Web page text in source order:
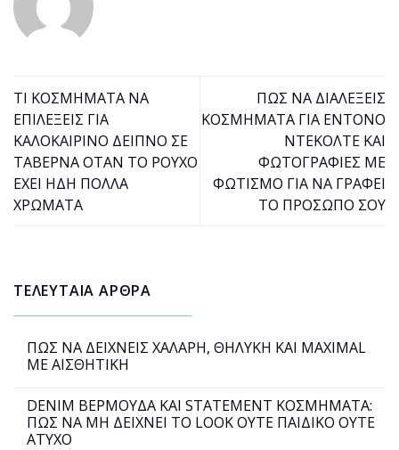
ΤΙ ΚΟΣΜΗΜΑΤΑ ΝΑ
ΕΠΙΛΕΞΕΙΣ ΓΙΑ
ΚΑΛΟΚΑΙΡΙΝΟ ΔΕΙΠΝΟ ΣΕ
ΤΑΒΕΡΝΑ ΟΤΑΝ ΤΟ ΡΟΥΧΟ
ΕΧΕΙ ΗΔΗ ΠΟΛΛΑ
ΧΡΩΜΑΤΑ
ΠΩΣ ΝΑ ΔΙΑΛΕΞΕΙΣ
ΚΟΣΜΗΜΑΤΑ ΓΙΑ ΕΝΤΟΝΟ
ΝΤΕΚΟΛΤΕ ΚΑΙ
ΦΩΤΟΓΡΑΦΙΕΣ ΜΕ
ΦΩΤΙΣΜΟ ΓΙΑ ΝΑ ΓΡΑΦΕΙ
ΤΟ ΠΡΟΣΩΠΟ ΣΟΥ
ΤΕΛΕΥΤΑΙΑ ΑΡΘΡΑ
ΠΩΣ ΝΑ ΔΕΙΧΝΕΙΣ ΧΑΛΑΡΗ, ΘΗΛΥΚΗ ΚΑΙ MAXIMAL
ΜΕ ΑΙΣΘΗΤΙΚΗ
DENIM ΒΕΡΜΟΥΔΑ ΚΑΙ STATEMENT ΚΟΣΜΗΜΑΤΑ:
ΠΩΣ ΝΑ ΜΗ ΔΕΙΧΝΕΙ ΤΟ LOOK ΟΥΤΕ ΠΑΙΔΙΚΟ ΟΥΤΕ
ΑΤΥΧΟ